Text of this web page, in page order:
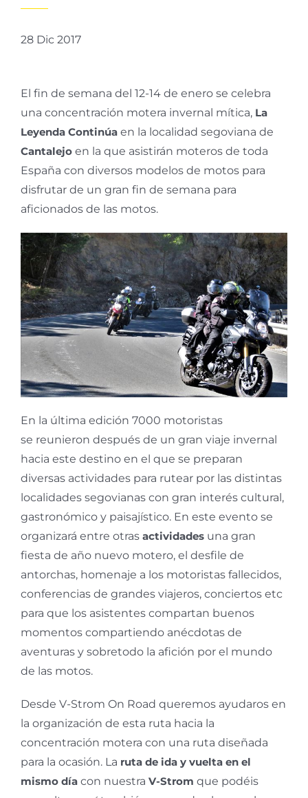
28 Dic 2017
El fin de semana del 12-14 de enero se celebra
una concentración motera invernal mítica, La
Leyenda Continúa en la localidad segoviana de
Cantalejo en la que asistirán moteros de toda
España con diversos modelos de motos para
disfrutar de un gran fin de semana para
aficionados de las motos.
En la última edición 7000 motoristas
se reunieron después de un gran viaje invernal
hacia este destino en el que se preparan
diversas actividades para rutear por las distintas
localidades segovianas con gran interés cultural,
gastronómico y paisajístico. En este evento se
organizará entre otras actividades una gran
fiesta de año nuevo motero, el desfile de
antorchas, homenaje a los motoristas fallecidos,
conferencias de grandes viajeros, conciertos etc
para que los asistentes compartan buenos
momentos compartiendo anécdotas de
aventuras y sobretodo la afición por el mundo
de las motos.
Desde V-Strom On Road queremos ayudaros en
la organización de esta ruta hacia la
concentración motera con una ruta diseñada
para la ocasión. La ruta de ida y vuelta en el
mismo día con nuestra V-Strom que podéis